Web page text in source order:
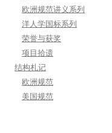
欧洲规范讲义系列
洋人学国标系列
荣誉与获奖
项目拾遗
结构札记
欧洲规范
美国规范